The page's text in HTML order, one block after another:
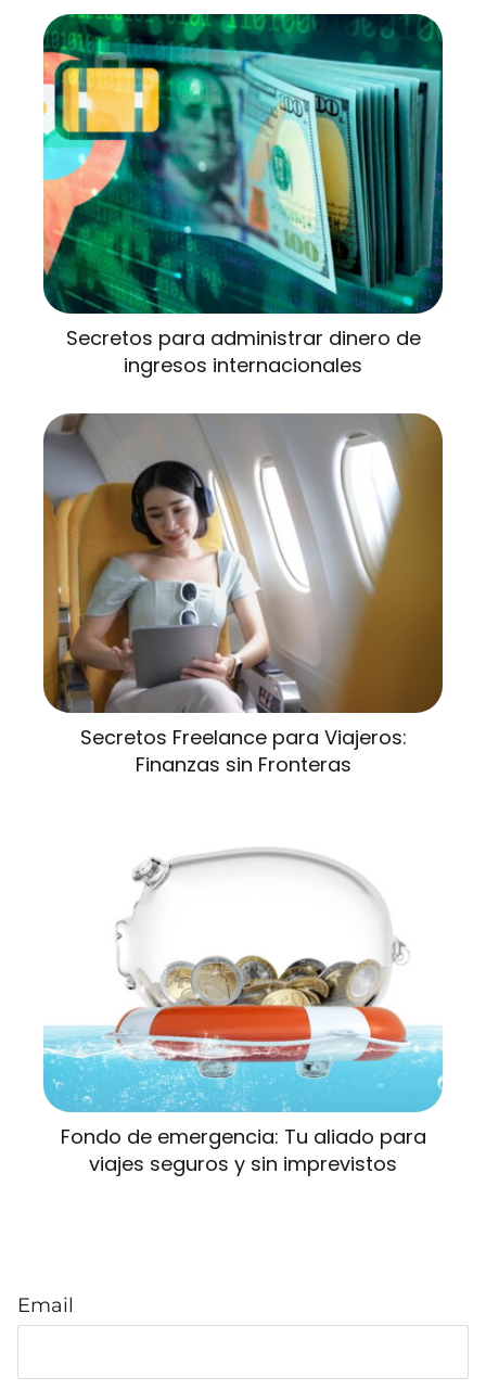
Secretos para administrar dinero de
ingresos internacionales
Secretos Freelance para Viajeros:
Finanzas sin Fronteras
Fondo de emergencia: Tu aliado para
viajes seguros y sin imprevistos
Email